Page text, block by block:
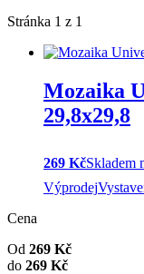
Stránka 1 z 1
Mozaika
29,8x29,8
269 KčSkladem
Výprodej
Cena
Od 269 Kč
do 269 Kč